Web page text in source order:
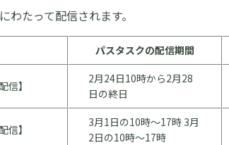
わたって配信されます。
パスタスクの配信期間
信】
2月24日10時から2月28
日の終日
信】
3月1日の10時〜17時 3月
2日の10時〜17時